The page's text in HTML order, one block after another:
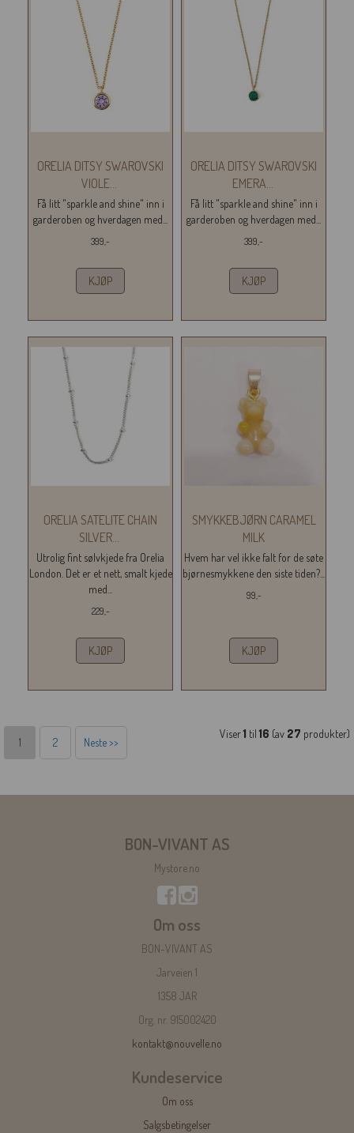
ORELIA DITSY SWAROVSKI
VIOLE...
Få litt "sparkle and shine" inn i
garderoben og hverdagen med...
399,-
KJØP
ORELIA DITSY SWAROVSKI
EMERA...
Få litt "sparkle and shine" inn i
garderoben og hverdagen med...
399,-
KJØP
ORELIA SATELITE CHAIN
SILVER...
Utrolig fint sølvkjede fra Orelia
London. Det er et nett, smalt kjede
med...
229,-
KJØP
SMYKKEBJØRN CARAMEL
MILK
Hvem har vel ikke falt for de søte
bjørnesmykkene den siste tiden?...
99,-
KJØP
1 2 Neste >>
Viser1 til16 (av 27 produkter)
BON-VIVANT AS
Mystore.no
Om oss
BON-VIVANT AS
Jarveien 1
1358 JAR
Org. nr. 915002420
kontakt@nouvelle.no
Kundeservice
Om oss
Salgsbetingelser